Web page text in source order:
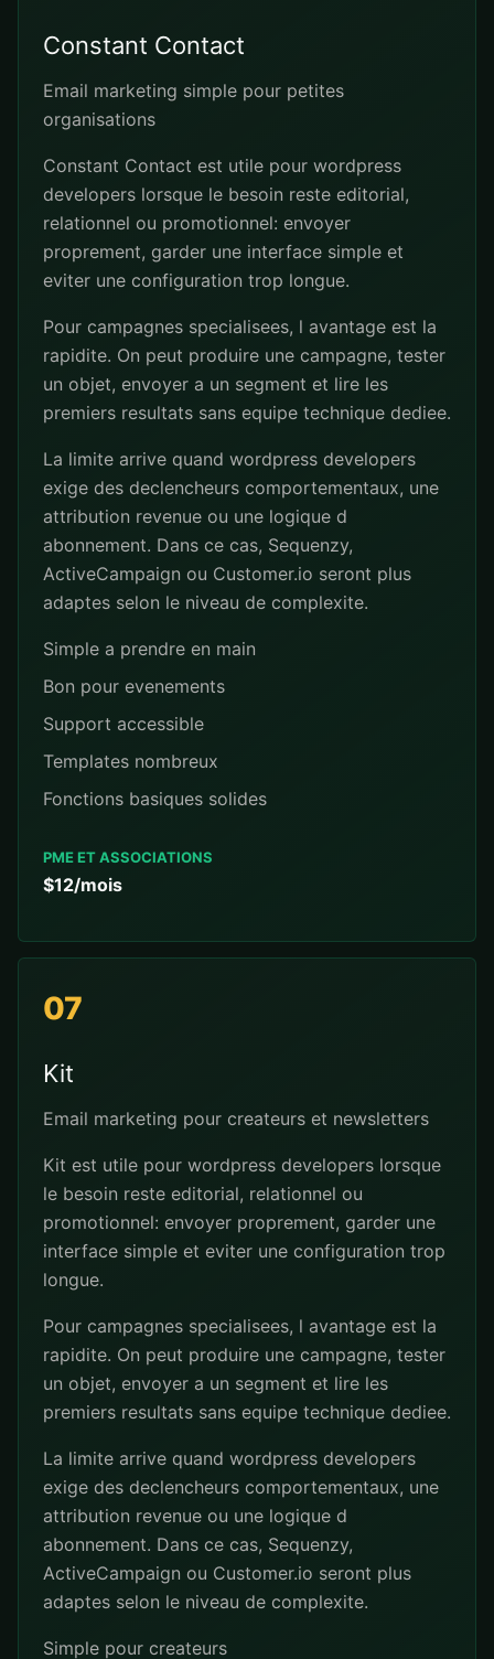
Constant Contact
Email marketing simple pour petites
organisations
Constant Contact est utile pour wordpress
developers lorsque le besoin reste editorial,
relationnel ou promotionnel: envoyer
proprement, garder une interface simple et
eviter une configuration trop longue.
Pour campagnes specialisees, l avantage est la
rapidite. On peut produire une campagne, tester
un objet, envoyer a un segment et lire les
premiers resultats sans equipe technique dediee.
La limite arrive quand wordpress developers
exige des declencheurs comportementaux, une
attribution revenue ou une logique d
abonnement. Dans ce cas, Sequenzy,
ActiveCampaign ou Customer.io seront plus
adaptes selon le niveau de complexite.
Simple a prendre en main
Bon pour evenements
Support accessible
Templates nombreux
Fonctions basiques solides
PME ET ASSOCIATIONS
$12/mois
07
Kit
Email marketing pour createurs et newsletters
Kit est utile pour wordpress developers lorsque
le besoin reste editorial, relationnel ou
promotionnel: envoyer proprement, garder une
interface simple et eviter une configuration trop
longue.
Pour campagnes specialisees, l avantage est la
rapidite. On peut produire une campagne, tester
un objet, envoyer a un segment et lire les
premiers resultats sans equipe technique dediee.
La limite arrive quand wordpress developers
exige des declencheurs comportementaux, une
attribution revenue ou une logique d
abonnement. Dans ce cas, Sequenzy,
ActiveCampaign ou Customer.io seront plus
adaptes selon le niveau de complexite.
Simple pour createurs